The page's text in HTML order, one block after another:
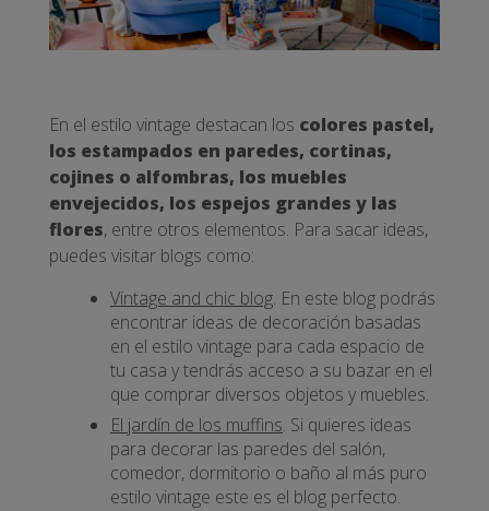
En el estilo vintage destacan los colores pastel,
los estampados en paredes, cortinas,
cojines o alfombras, los muebles
envejecidos, los espejos grandes y las
flores, entre otros elementos. Para sacar ideas,
puedes visitar blogs como:
Vintage and chic blog. En este blog podrás
encontrar ideas de decoración basadas
en el estilo vintage para cada espacio de
tu casa y tendrás acceso a su bazar en el
que comprar diversos objetos y muebles.
El jardín de los muffins. Si quieres ideas
para decorar las paredes del salón,
comedor, dormitorio o baño al más puro
estilo vintage este es el blog perfecto.